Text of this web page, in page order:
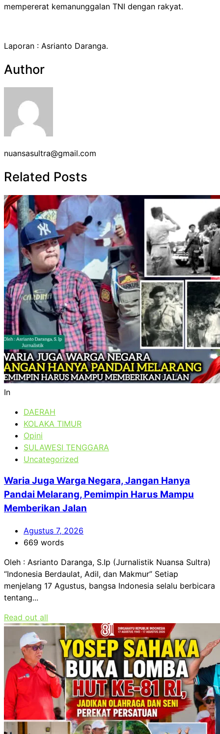
mempererat kemanunggalan TNI dengan rakyat.
Laporan : Asrianto Daranga.
Author
nuansasultra@gmail.com
Related Posts
In
DAERAH
KOLAKA TIMUR
Opini
SULAWESI TENGGARA
Uncategorized
Waria Juga Warga Negara, Jangan Hanya
Pandai Melarang, Pemimpin Harus Mampu
Memberikan Jalan
Agustus 7, 2026
669 words
Oleh : Asrianto Daranga, S.Ip (Jurnalistik Nuansa Sultra)
“Indonesia Berdaulat, Adil, dan Makmur” Setiap
menjelang 17 Agustus, bangsa Indonesia selalu berbicara
tentang...
Read out all